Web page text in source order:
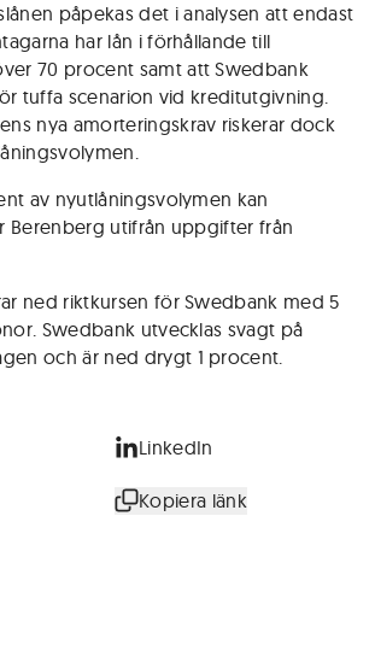
påpekas det i analysen att endast
har lån i förhållande till
70 procent samt att Swedbank
tuffa scenarion vid kreditutgivning.
nya amorteringskrav riskerar dock
av nyutlåningsvolymen kan
Berenberg utifrån uppgifter från
ned riktkursen för Swedbank med 5
Swedbank utvecklas svagt på
och är ned drygt 1 procent.
LinkedIn
Kopiera länk